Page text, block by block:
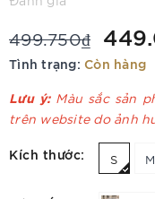
499.750₫
Tình trạng: Còn hàng
Lưu ý: Màu sắc sản
trên website do ảnh
Kích thước: S M